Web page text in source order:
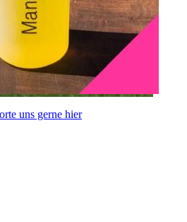
uns gerne hier